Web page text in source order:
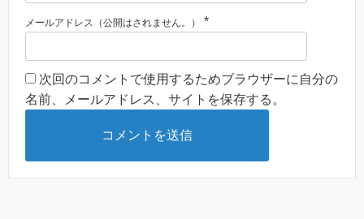
メールアドレス（公開はされません。） *
次回のコメントで使用するためブラウザーに自分の
名前、メールアドレス、サイトを保存する。